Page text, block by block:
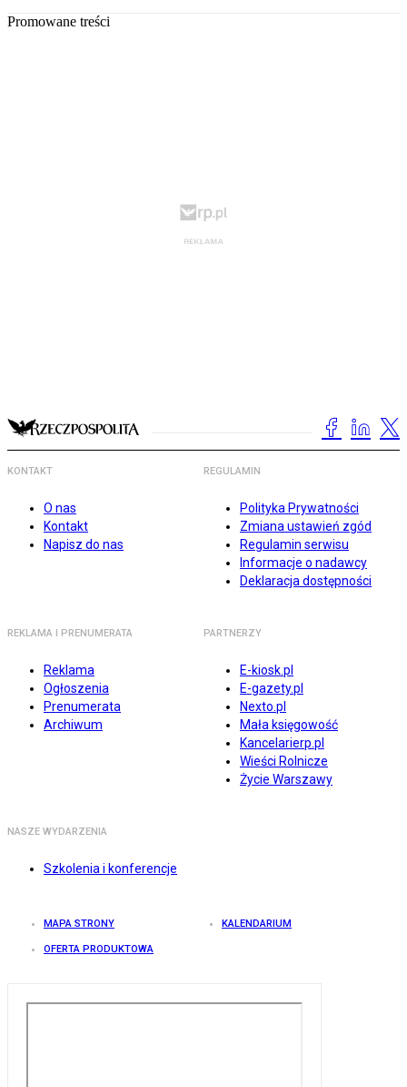
Promowane treści
KONTAKT
O nas
Kontakt
Napisz do nas
REGULAMIN
Polityka Prywatności
Zmiana ustawień zgód
Regulamin serwisu
Informacje o nadawcy
Deklaracja dostępności
REKLAMA I PRENUMERATA
Reklama
Ogłoszenia
Prenumerata
Archiwum
PARTNERZY
E-kiosk.pl
E-gazety.pl
Nexto.pl
Mała księgowość
Kancelarierp.pl
Wieści Rolnicze
Życie Warszawy
NASZE WYDARZENIA
Szkolenia i konferencje
MAPA STRONY KALENDARIUM
OFERTA PRODUKTOWA